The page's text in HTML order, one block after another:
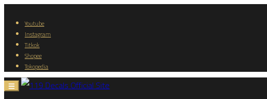
Youtube
Instagram
Titkok
Shopee
Tokopedia